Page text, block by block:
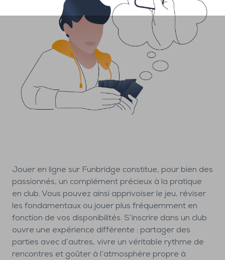
Jouer en ligne sur Funbridge constitue, pour bien des
passionnés, un complément précieux à la pratique
en club. Vous pouvez ainsi apprivoiser le jeu, réviser
les fondamentaux ou jouer plus fréquemment en
fonction de vos disponibilités. S’inscrire dans un club
ouvre une expérience différente : partager des
parties avec d’autres, vivre un véritable rythme de
rencontres et goûter à l’atmosphère propre à